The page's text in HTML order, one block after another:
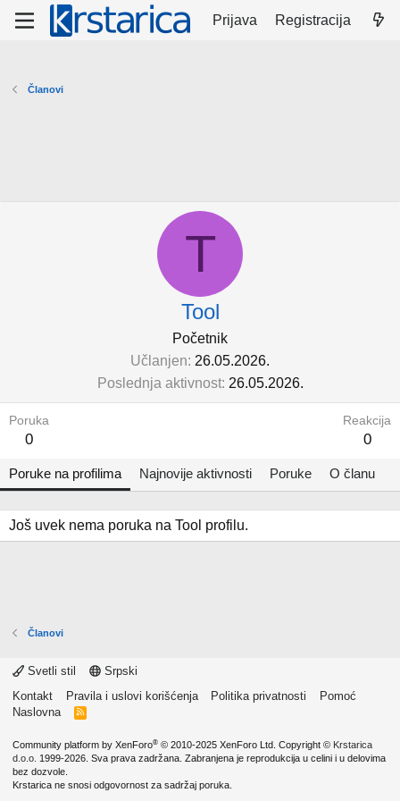
Prijava Registracija
Članovi
T
Tool
Početnik
Učlanjen 26.05.2026.
Poslednja aktivnost 26.05.2026.
Poruka
0
Reakcija
0
Poruke na profilima Najnovije aktivnosti Poruke O članu
Još uvek nema poruka na Tool profilu.
Članovi
Svetli stil
Srpski
Kontakt
Pravila i uslovi korišćenja Politika privatnosti
Pomoć
Naslovna
R
Community platform by XenForo® © 2010-2025 XenForo Ltd. Copyright © Krstarica
d.o.o. 1999-2026. Sva prava zadržana. Zabranjena je reprodukcija u celini i u delovima
bez dozvole.
Krstarica ne snosi odgovornost za sadržaj poruka.